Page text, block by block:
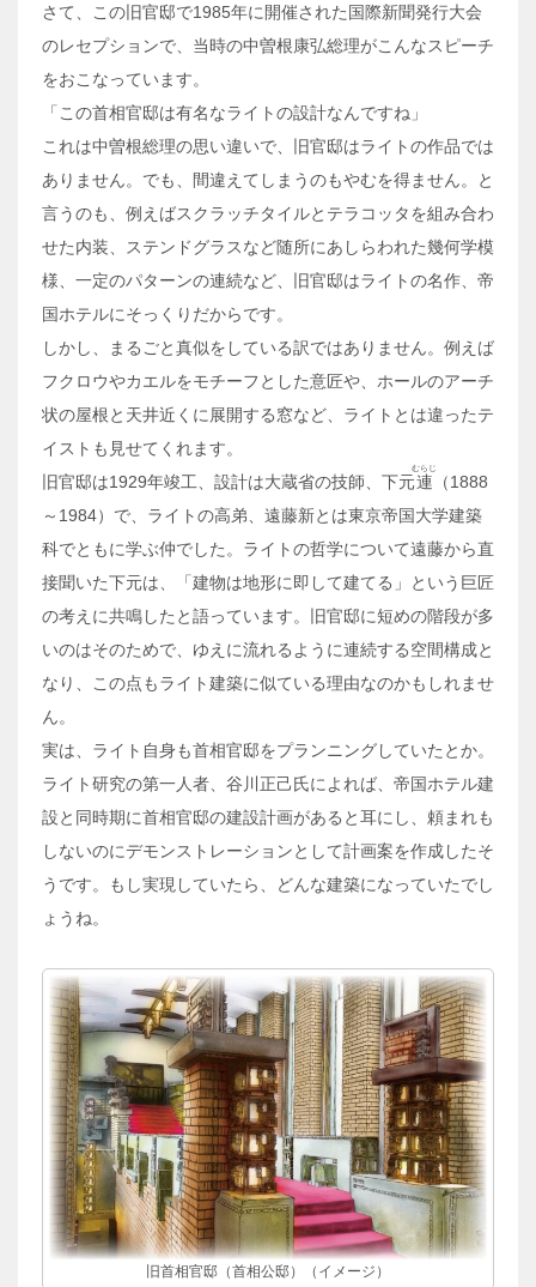
さて、この旧官邸で1985年に開催された国際新聞発行大会
のレセプションで、当時の中曽根康弘総理がこんなスピーチ
をおこなっています。
「この首相官邸は有名なライトの設計なんですね」
これは中曽根総理の思い違いで、旧官邸はライトの作品では
ありません。でも、間違えてしまうのもやむを得ません。と
言うのも、例えばスクラッチタイルとテラコッタを組み合わ
せた内装、ステンドグラスなど随所にあしらわれた幾何学模
様、一定のパターンの連続など、旧官邸はライトの名作、帝
国ホテルにそっくりだからです。
しかし、まるごと真似をしている訳ではありません。例えば
フクロウやカエルをモチーフとした意匠や、ホールのアーチ
状の屋根と天井近くに展開する窓など、ライトとは違ったテ
イストも見せてくれます。
旧官邸は1929年竣工、設計は大蔵省の技師、下元連
むらじ
（1888
～1984）で、ライトの高弟、遠藤新とは東京帝国大学建築
科でともに学ぶ仲でした。ライトの哲学について遠藤から直
接聞いた下元は、「建物は地形に即して建てる」という巨匠
の考えに共鳴したと語っています。旧官邸に短めの階段が多
いのはそのためで、ゆえに流れるように連続する空間構成と
なり、この点もライト建築に似ている理由なのかもしれませ
ん。
実は、ライト自身も首相官邸をプランニングしていたとか。
ライト研究の第一人者、谷川正己氏によれば、帝国ホテル建
設と同時期に首相官邸の建設計画があると耳にし、頼まれも
しないのにデモンストレーションとして計画案を作成したそ
うです。もし実現していたら、どんな建築になっていたでし
ょうね。
旧首相官邸（首相公邸）（イメージ）